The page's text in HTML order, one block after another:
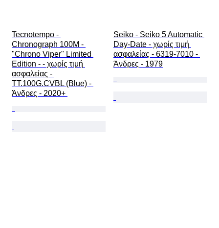
Tecnotempo -
Chronograph 100M -
"Chrono Viper" Limited
Edition - - χωρίς τιμή
ασφαλείας -
TT.100G.CVBL (Blue) -
Άνδρες - 2020+
Seiko - Seiko 5 Automatic
Day-Date - χωρίς τιμή
ασφαλείας - 6319-7010 -
Άνδρες - 1979